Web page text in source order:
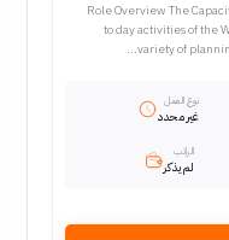
Role Overview The
to day activities of the
variety of
نوع العمل
غير محدد
الراتب
لم يذكر